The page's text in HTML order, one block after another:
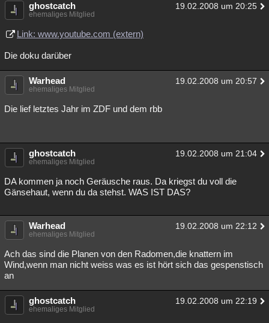
ghostcatch 19.02.2008 um 20:25
ehemaliges Mitglied
Link: www.youtube.com (extern)
Die doku darüber
Warhead 19.02.2008 um 20:57
ehemaliges Mitglied
Die lief letztes Jahr im ZDF und dem rbb
ghostcatch 19.02.2008 um 21:04
ehemaliges Mitglied
DA kommen ja noch Geräusche raus. Da kriegst du voll die
Gänsehaut, wenn du da stehst. WAS IST DAS?
Warhead 19.02.2008 um 22:12
ehemaliges Mitglied
Ach das sind die Planen von den Radomen,die knattern im
Wind,wenn man nicht weiss was es ist hört sich das gespenstisch
an
ghostcatch 19.02.2008 um 22:19
ehemaliges Mitglied